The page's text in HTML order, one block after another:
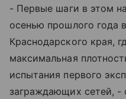
- Первые шаги в этом
осенью прошлого года
Краснодарского края,
максимальная
испытания первого
заграждающих сетей, -